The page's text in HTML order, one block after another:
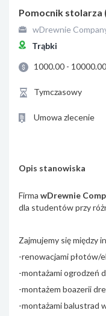
Pomocnik stolarza
wDrewnie
Trąbki
1000.00 -
Tymczasowy
Umowa zlecenie
Opis stanowiska
Firma wDrewnie
dla studentów przy
Zajmujemy się między
-renowacjami płotów/
-montażami ogrodzeń
-montażem boazerii
-montażami balustrad